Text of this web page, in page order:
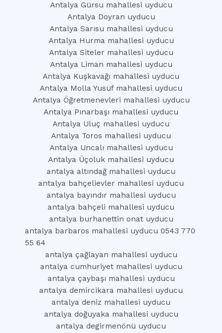
Antalya Gürsu mahallesi uyducu
Antalya Doyran uyducu
Antalya Sarısu mahallesi uyducu
Antalya Hurma mahallesi uyducu
Antalya Siteler mahallesi uyducu
Antalya Liman mahallesi uyducu
Antalya Kuşkavağı mahallesi uyducu
Antalya Molla Yusuf mahallesi uyducu
Antalya Öğretmenevleri mahallesi uyducu
Antalya Pınarbaşı mahallesi uyducu
Antalya Uluç mahallesi uyducu
Antalya Toros mahallesi uyducu
Antalya Uncalı mahallesi uyducu
Antalya Üçoluk mahallesi uyducu
antalya altındağ mahallesi uyducu
antalya bahçelievler mahallesi uyducu
antalya bayındır mahallesi uyducu
antalya bahçeli mahallesi uyducu
antalya burhanettin onat uyducu
antalya barbaros mahallesi uyducu 0543 770
55 64
antalya çağlayan mahallesi uyducu
antalya cumhuriyet mahallesi uyducu
antalya çaybaşı mahallesi uyducu
antalya demircikara mahallesi uyducu
antalya deniz mahallesi uyducu
antalya doğuyaka mahallesi uyducu
antalya degirmenönü uyducu